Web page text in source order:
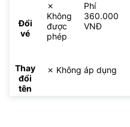
Đổi
vé
✗
Không
được
phép
Phí
360.000
VNĐ
Thay
đổi
tên
✗ Không áp dụng